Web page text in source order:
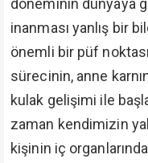
döneminin dünyaya
inanması yanlış bir
önemli bir püf
sürecinin, anne
kulak gelişimi ile
zaman kendimizin
kişinin iç